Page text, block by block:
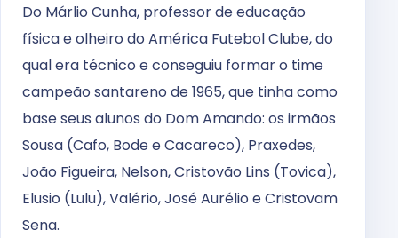
Do Márlio Cunha, professor de educação
física e olheiro do América Futebol Clube, do
qual era técnico e conseguiu formar o time
campeão santareno de 1965, que tinha como
base seus alunos do Dom Amando: os irmãos
Sousa (Cafo, Bode e Cacareco), Praxedes,
João Figueira, Nelson, Cristovão Lins (Tovica),
Elusio (Lulu), Valério, José Aurélio e Cristovam
Sena.